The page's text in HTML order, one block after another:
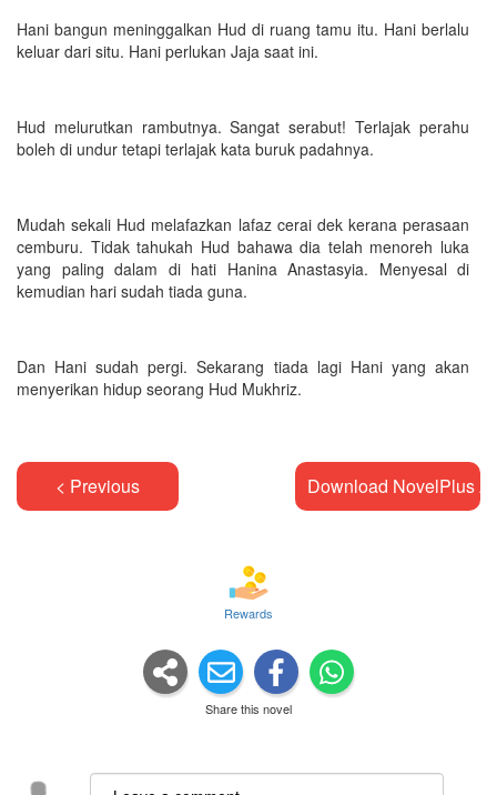
Hani bangun meninggalkan Hud di ruang tamu itu. Hani berlalu
keluar dari situ. Hani perlukan Jaja saat ini.
Hud melurutkan rambutnya. Sangat serabut! Terlajak perahu
boleh di undur tetapi terlajak kata buruk padahnya.
Mudah sekali Hud melafazkan lafaz cerai dek kerana perasaan
cemburu. Tidak tahukah Hud bahawa dia telah menoreh luka
yang paling dalam di hati Hanina Anastasyia. Menyesal di
kemudian hari sudah tiada guna.
Dan Hani sudah pergi. Sekarang tiada lagi Hani yang akan
menyerikan hidup seorang Hud Mukhriz.
< Previous Download NovelPlus
Rewards
Share this novel